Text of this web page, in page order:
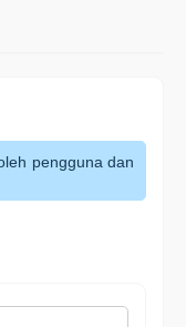
pengguna dan